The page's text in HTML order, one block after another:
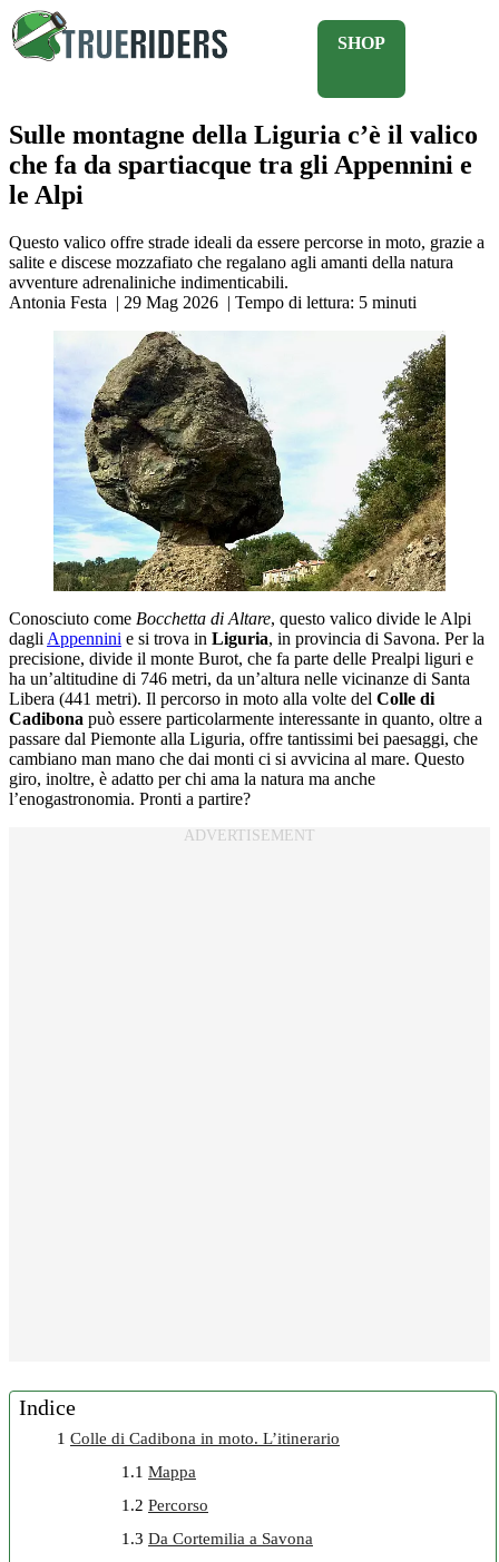
SHOP
Sulle montagne della Liguria c’è il valico
che fa da spartiacque tra gli Appennini e
le Alpi
Questo valico offre strade ideali da essere percorse in moto, grazie a
salite e discese mozzafiato che regalano agli amanti della natura
avventure adrenaliniche indimenticabili.
Antonia Festa | 29 Mag 2026 | Tempo di lettura: 5 minuti
Conosciuto come Bocchetta di Altare, questo valico divide le Alpi
dagliAppennini e si trova in Liguria, in provincia di Savona. Per la
precisione, divide il monte Burot, che fa parte delle Prealpi liguri e
ha un’altitudine di 746 metri, da un’altura nelle vicinanze di Santa
Libera (441 metri). Il percorso in moto alla volte del Colle di
Cadibona può essere particolarmente interessante in quanto, oltre a
passare dal Piemonte alla Liguria, offre tantissimi bei paesaggi, che
cambiano man mano che dai monti ci si avvicina al mare. Questo
giro, inoltre, è adatto per chi ama la natura ma anche
l’enogastronomia. Pronti a partire?
Indice
1 Colle di Cadibona in moto. L’itinerario
1.1 Mappa
1.2 Percorso
1.3 Da Cortemilia a Savona